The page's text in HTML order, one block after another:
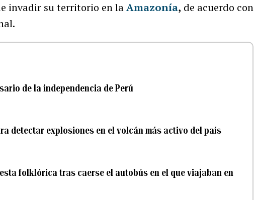
invadir su territorio en laAmazonía, de acuerdo con
de la independencia de Perú
detectar explosiones en el volcán más activo del país
folklórica tras caerse el autobús en el que viajaban en